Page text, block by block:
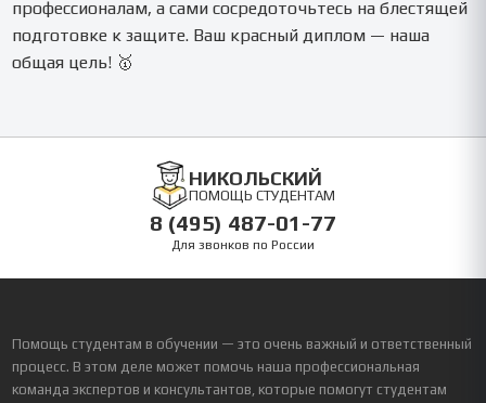
профессионалам, а сами сосредоточьтесь на блестящей
подготовке к защите. Ваш красный диплом — наша
общая цель! 🥇
НИКОЛЬСКИЙ
ПОМОЩЬ СТУДЕНТАМ
8 (495) 487-01-77
Для звонков по России
Помощь студентам в обучении — это очень важный и ответственный
процесс. В этом деле может помочь наша профессиональная
команда экспертов и консультантов, которые помогут студентам